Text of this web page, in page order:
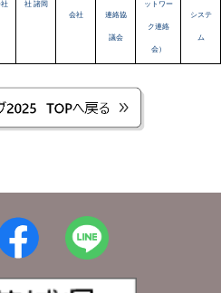
社 社 諸岡
会社 連絡協
議会
ットワー
ク連絡
会）
システ
ム